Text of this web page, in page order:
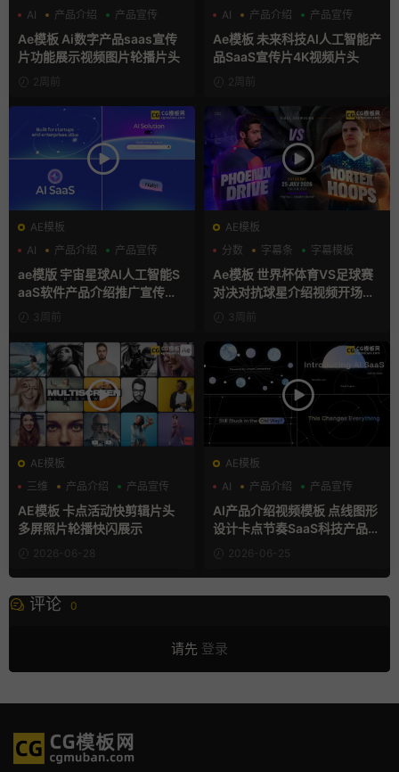
AI
产品介绍 产品宣传
Ae模板 Ai数字产品saas宣传
片功能展示视频图片轮播片头
2周前
AI
产品介绍 产品宣传
Ae模板 未来科技AI人工智能产
品SaaS宣传片4K视频片头
2周前
AE模板
AI
产品介绍 产品宣传
ae模版 宇宙星球AI人工智能S
aaS软件产品介绍推广宣传片A
e模板
3周前
AE模板
分数
字幕条 字幕模板
Ae模板 世界杯体育VS足球赛
对决对抗球星介绍视频开场片
3周前
AE模板
三维
产品介绍 产品宣传
AE模板 卡点活动快剪辑片头
多屏照片轮播快闪展示
2026-06-28
AE模板
AI
产品介绍 产品宣传
AI产品介绍视频模板 点线图形
设计卡点节奏SaaS科技产品宣
2026-06-25
评论 0
请先 登录